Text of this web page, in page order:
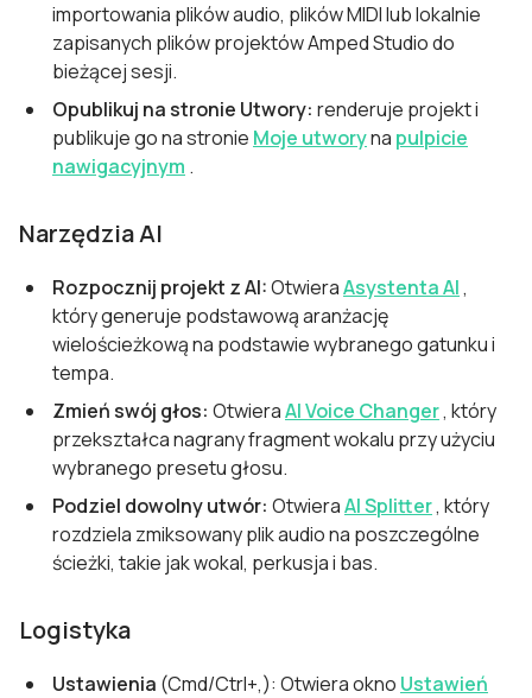
importowania plików audio, plików MIDI lub lokalnie
zapisanych plików projektów Amped Studio do
bieżącej sesji.
Opublikuj na stronie Utwory: renderuje projekt i
publikuje go na stronie Moje utworyna pulpicie
nawigacyjnym .
Narzędzia AI
Rozpocznij projekt z AI:OtwieraAsystenta AI,
który generuje podstawową aranżację
wielościeżkową na podstawie wybranego gatunku i
tempa.
Zmień swój głos: OtwieraAI Voice Changer, który
przekształca nagrany fragment wokalu przy użyciu
wybranego presetu głosu.
Podziel dowolny utwór: OtwieraAI Splitter, który
rozdziela zmiksowany plik audio na poszczególne
ścieżki, takie jak wokal, perkusja i bas.
Logistyka
Ustawienia (Cmd/Ctrl+,): Otwiera okno Ustawień